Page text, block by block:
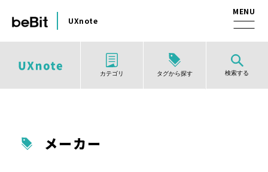
UXnote
カテゴリ タグから探す 検索する
メーカー